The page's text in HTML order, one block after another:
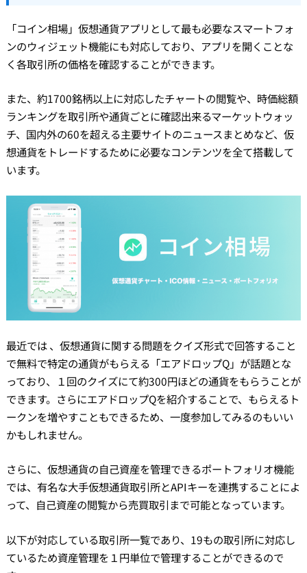
「コイン相場」仮想通貨アプリとして最も必要なスマートフォ
ンのウィジェット機能にも対応しており、アプリを開くことな
く各取引所の価格を確認することができます。
また、約1700銘柄以上に対応したチャートの閲覧や、時価総額
ランキングを取引所や通貨ごとに確認出来るマーケットウォッ
チ、国内外の60を超える主要サイトのニュースまとめなど、仮
想通貨をトレードするために必要なコンテンツを全て搭載して
います。
最近では 、仮想通貨に関する問題をクイズ形式で回答すること
で無料で特定の通貨がもらえる「エアドロップQ」が話題とな
っており、１回のクイズにて約300円ほどの通貨をもらうことが
できます。さらにエアドロップQを紹介することで、もらえるト
ークンを増やすこともできるため、一度参加してみるのもいい
かもしれません。
さらに、仮想通貨の自己資産を管理できるポートフォリオ機能
では、有名な大手仮想通貨取引所とAPIキーを連携することによ
って、自己資産の閲覧から売買取引まで可能となっています。
以下が対応している取引所一覧であり、19もの取引所に対応し
ているため資産管理を１円単位で管理することができるので